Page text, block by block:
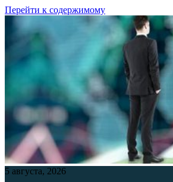
Перейти к содержимому
5 августа, 2026